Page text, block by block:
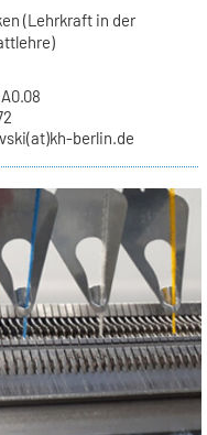
(Lehrkraft in der
berlin.de